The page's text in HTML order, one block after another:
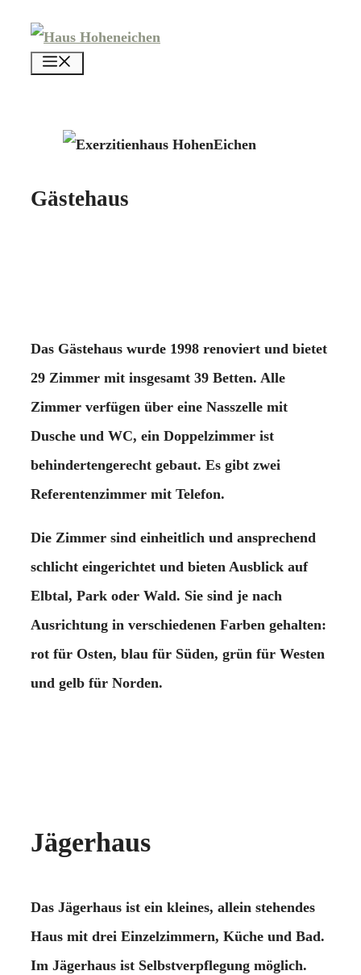
Zum
Inhalt
springen
Gästehaus
Das Gästehaus wurde 1998 renoviert und bietet
29 Zimmer mit insgesamt 39 Betten. Alle
Zimmer verfügen über eine Nasszelle mit
Dusche und WC, ein Doppelzimmer ist
behindertengerecht gebaut. Es gibt zwei
Referentenzimmer mit Telefon.
Die Zimmer sind einheitlich und ansprechend
schlicht eingerichtet und bieten Ausblick auf
Elbtal, Park oder Wald. Sie sind je nach
Ausrichtung in verschiedenen Farben gehalten:
rot für Osten, blau für Süden, grün für Westen
und gelb für Norden.
Jägerhaus
Das Jägerhaus ist ein kleines, allein stehendes
Haus mit drei Einzelzimmern, Küche und Bad.
Im Jägerhaus ist Selbstverpflegung möglich.